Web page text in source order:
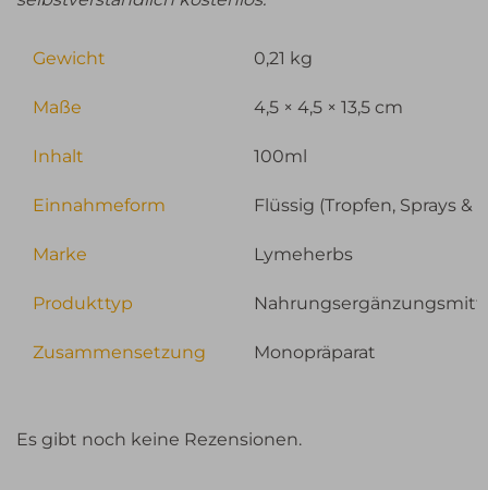
Gewicht 0,21 kg
Maße 4,5 × 4,5 × 13,5 cm
Inhalt 100ml
Einnahmeform Flüssig (Tropfen, Sprays &
Marke Lymeherbs
Produkttyp
Zusammensetzung Monopräparat
Es gibt noch keine Rezensionen.